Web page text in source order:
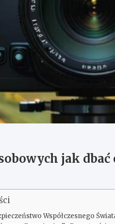
jak
Współczesnego